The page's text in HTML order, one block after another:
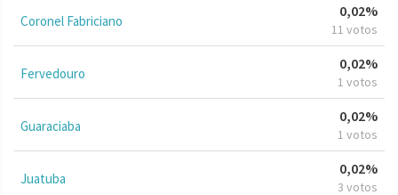
Coronel Fabriciano
0,02%
11 votos
Fervedouro
0,02%
1 votos
Guaraciaba
0,02%
1 votos
Juatuba
0,02%
3 votos